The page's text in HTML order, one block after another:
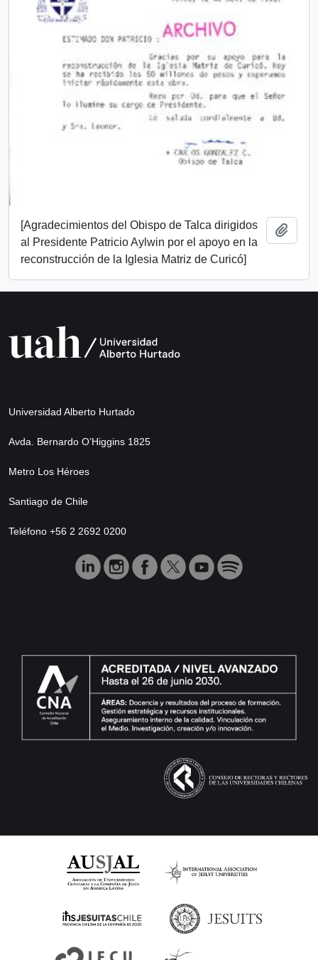
[Agradecimientos del Obispo de Talca dirigidos
al Presidente Patricio Aylwin por el apoyo en la
reconstrucción de la Iglesia Matriz de Curicó]
Universidad Alberto Hurtado
Avda. Bernardo O’Higgins 1825
Metro Los Héroes
Santiago de Chile
Teléfono +56 2 2692 0200